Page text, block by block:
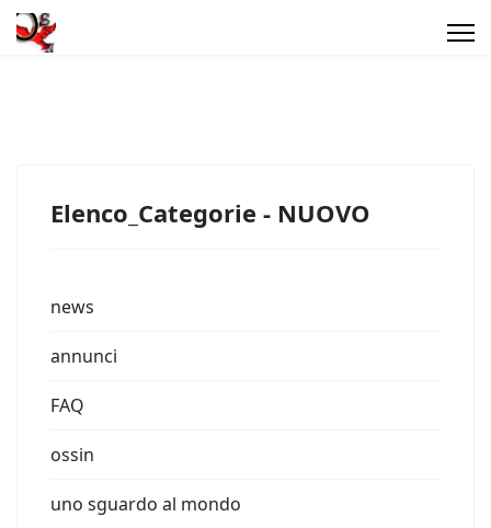
Elenco_Categorie - NUOVO
news
annunci
FAQ
ossin
uno sguardo al mondo